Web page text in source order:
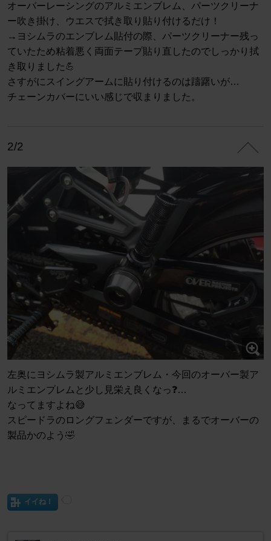
オーバーレーシングのアルミエンブレム、パーツクリーナ
ー吹き掛け、ウエスで拭き取り貼り付けるだけ！
→ヨシムラのエンブレム貼付の際、パーツクリーナー残っ
ていたため粘着悪く両面テープ貼り直したのでしっかり拭
き取りました💪
さすがにスイングアームに貼り付けるのは躊躇いが…
チェーンカバーにいい感じで収まりました。
2/2
左奥にヨシムラ製アルミエンブレム・今回のオーバー製ア
ルミエンブレムと少し見栄え良くなっ❓️…
なってますよね😅
スピードラのロングフェンダーですが、まるでオーバーの
製品かのよう🤣
イイね！